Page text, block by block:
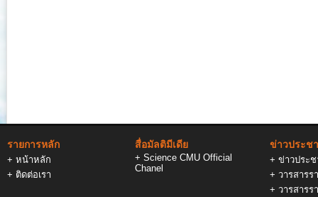
รายการหลัก
+ หน้าหลัก
+ ติดต่อเรา
สื่อมัลติมีเดีย
+ Science CMU Official
Chanel
ข่าวประช
+ ข่าวประ
+ วารสารร
+ วารสารร